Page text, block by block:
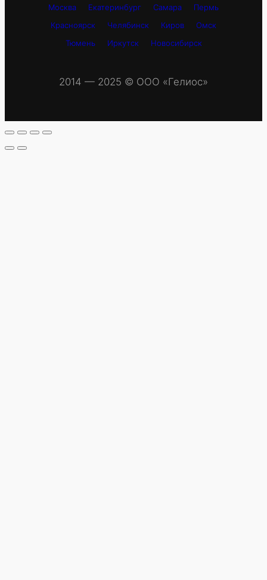
Москва Екатеринбург Самара
Пермь
Красноярск
Челябинск Киров
Омск
Тюмень
Иркутск Новосибирск
2014 — 2025 © OOO «Гелиос»